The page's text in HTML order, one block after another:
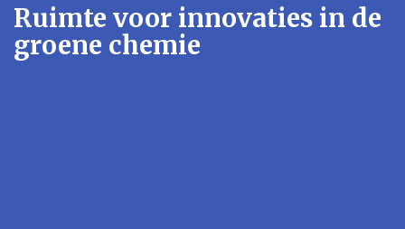
Ruimte voor innovaties in de
groene chemie